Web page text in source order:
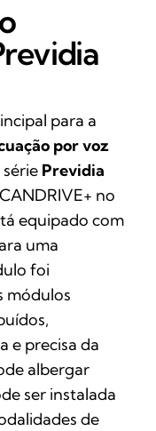
para a
por voz
Previdia
no
equipado com
uma
foi
módulos
e precisa da
albergar
ser instalada
de